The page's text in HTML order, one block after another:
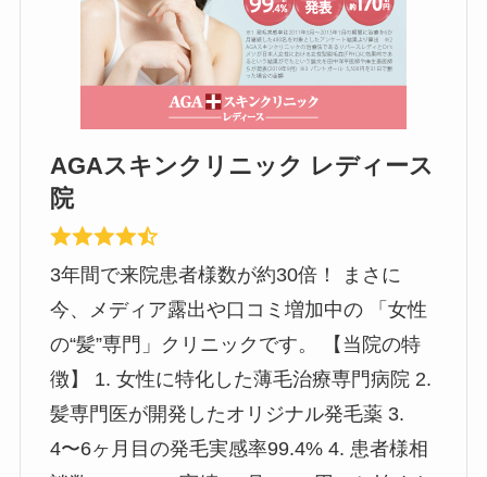
AGAスキンクリニック レディース
院
3年間で来院患者様数が約30倍！ まさに
今、メディア露出や口コミ増加中の 「女性
の“髪”専門」クリニックです。 【当院の特
徴】 1. 女性に特化した薄毛治療専門病院 2.
髪専門医が開発したオリジナル発毛薬 3.
4〜6ヶ月目の発毛実感率99.4% 4. 患者様相